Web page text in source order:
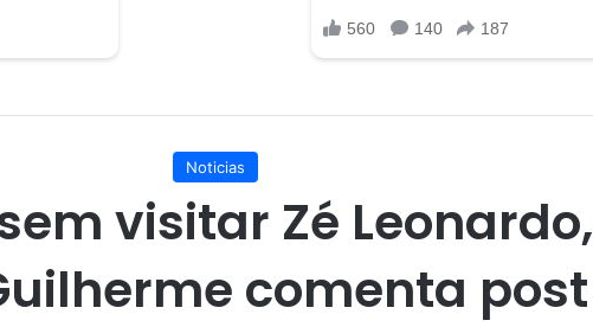
Noticias
visitar Zé Leonardo,
comenta post